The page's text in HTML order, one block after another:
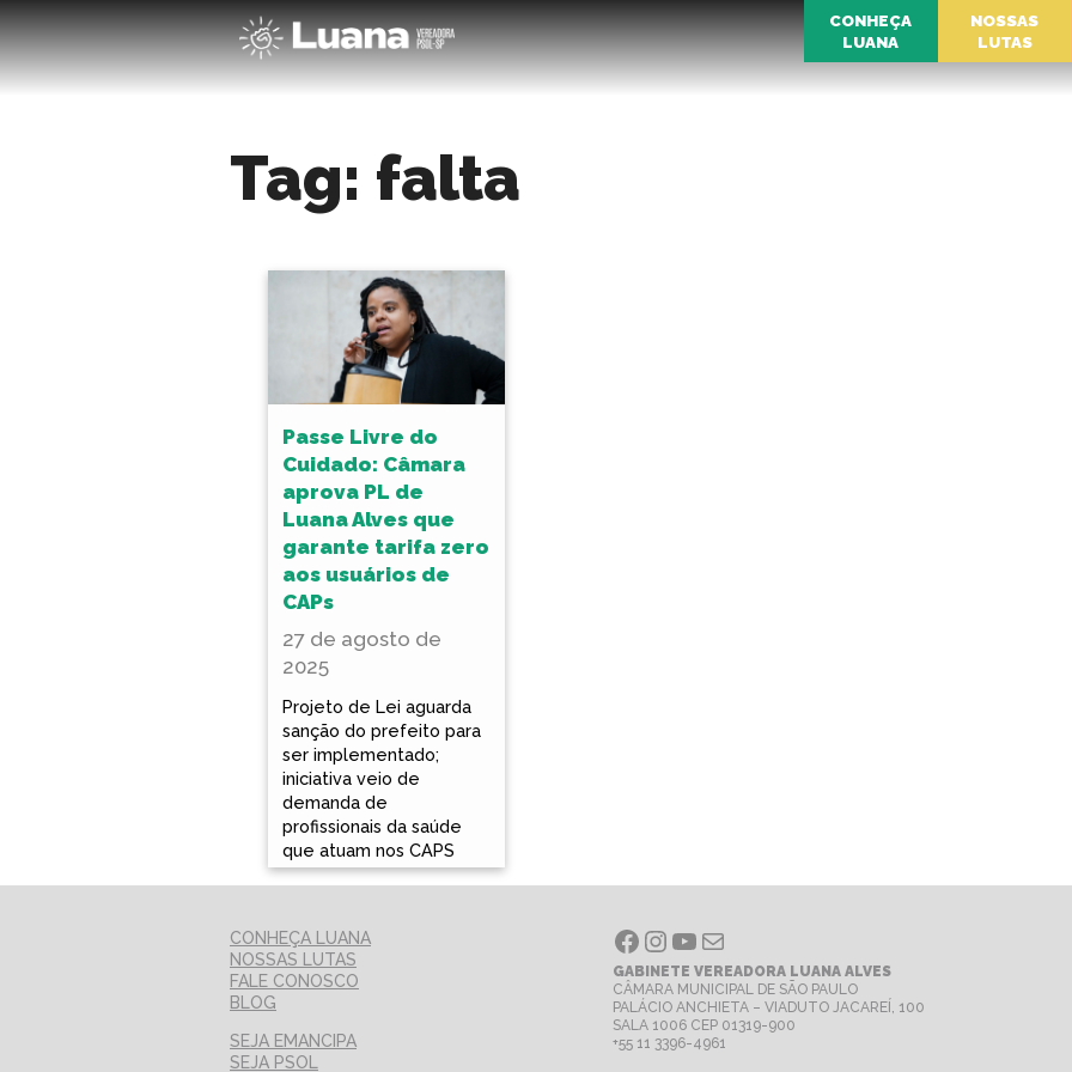
CONHEÇA
LUANA
NOSSAS
LUTAS
Tag: falta
Passe Livre do
Cuidado: Câmara
aprova PL de
Luana Alves que
garante tarifa zero
aos usuários de
CAPs
27 de agosto de
2025
Projeto de Lei aguarda
sanção do prefeito para
ser implementado;
iniciativa veio de
demanda de
profissionais da saúde
que atuam nos CAPS
CONHEÇA LUANA
NOSSAS LUTAS
FALE CONOSCO
BLOG
SEJA EMANCIPA
SEJA PSOL
Facebook InstagramYoutube E-mail
GABINETE VEREADORA LUANA ALVES
CÂMARA MUNICIPAL DE SÃO PAULO
PALÁCIO ANCHIETA – VIADUTO JACAREÍ, 100
SALA 1006 CEP 01319-900
+55 11 3396-4961